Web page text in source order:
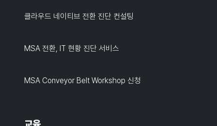
클라우드 네이티브 전환 진단 컨설팅
MSA 전환, IT 현황 진단 서비스
MSA Conveyor Belt Workshop 신청